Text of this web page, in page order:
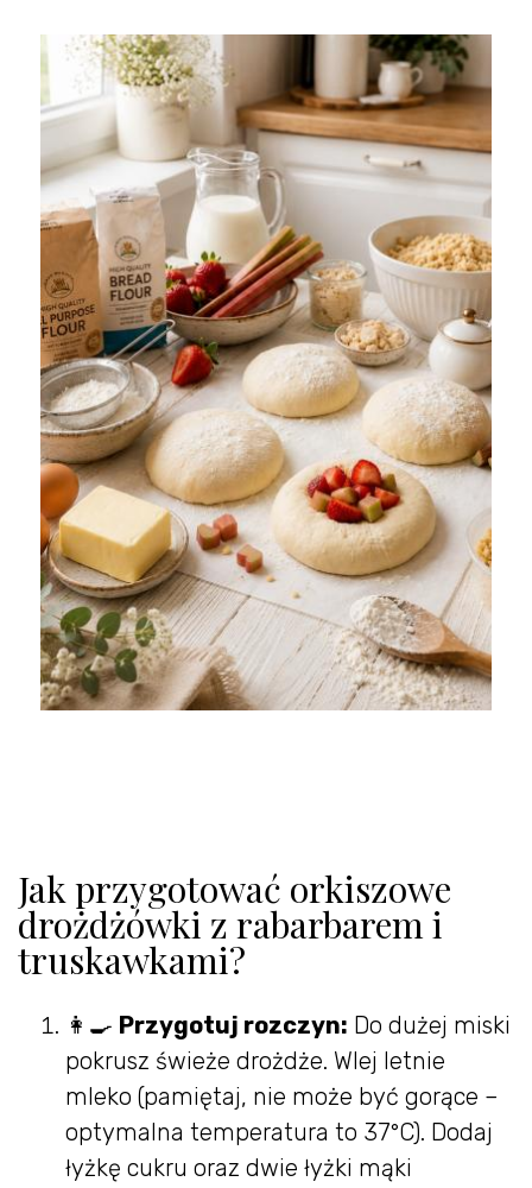
Jak przygotować orkiszowe
drożdżówki z rabarbarem i
truskawkami?
👩‍🍳 Przygotuj rozczyn: Do dużej miski
pokrusz świeże drożdże. Wlej letnie
mleko (pamiętaj, nie może być gorące –
optymalna temperatura to 37°C). Dodaj
łyżkę cukru oraz dwie łyżki mąki